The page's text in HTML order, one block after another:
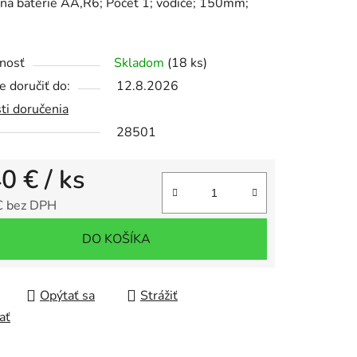
Skladom (18 ks)
doručiť do:
12.8.2026
doručenia
28501
€/ ks
bez DPH
DO KOŠÍKA
Opýtať sa
Strážiť